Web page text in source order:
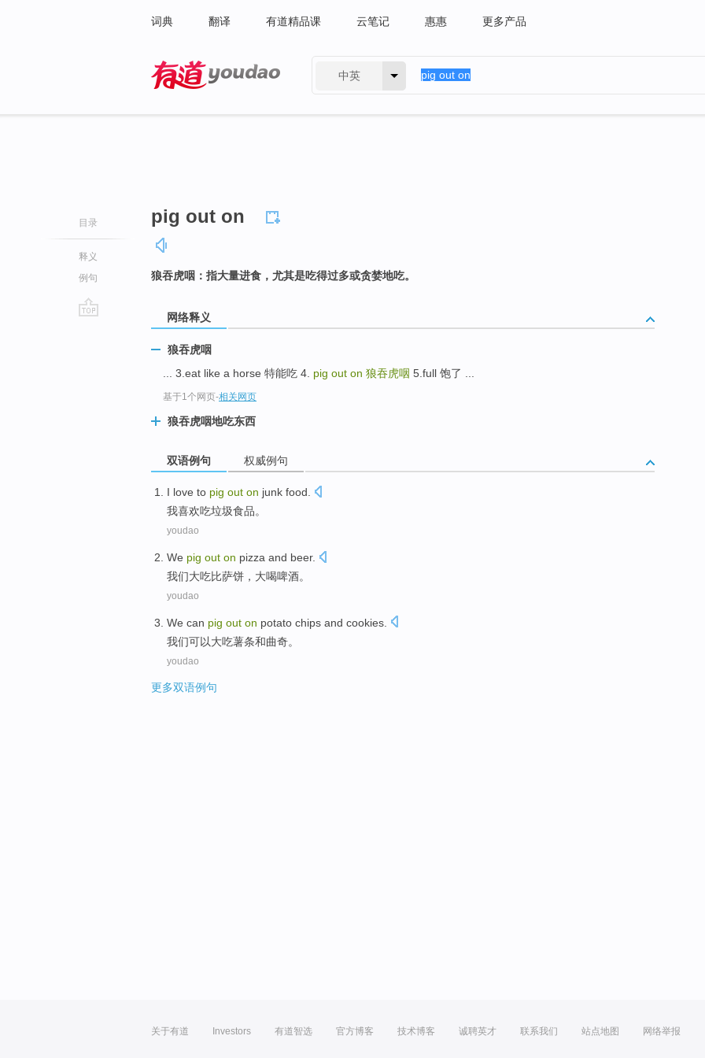
词典 翻译 有道精品课 云笔记 惠惠 更多产品
中英
目录
释义
例句
pig out on
狼吞虎咽：指大量进食，尤其是吃得过多或贪婪地吃。
网络释义
狼吞虎咽
... 3.eat like a horse 特能吃 4. pig out on 狼吞虎咽 5.full 饱了 ...
基于1个网页-相关网页
狼吞虎咽地吃东西
双语例句 权威例句
I love to pig out on junk food
我喜欢吃垃圾食品。
youdao
We pig out on pizza and beer.
我们大吃比萨饼 ， 大喝啤酒。
youdao
We can pig out on potato chips and cookies
我们可以大吃薯条和曲奇。
youdao
更多双语例句
关于有道 Investors 有道智选 官方博客 技术博客 诚聘英才 联系我们 站点地图 网络举报